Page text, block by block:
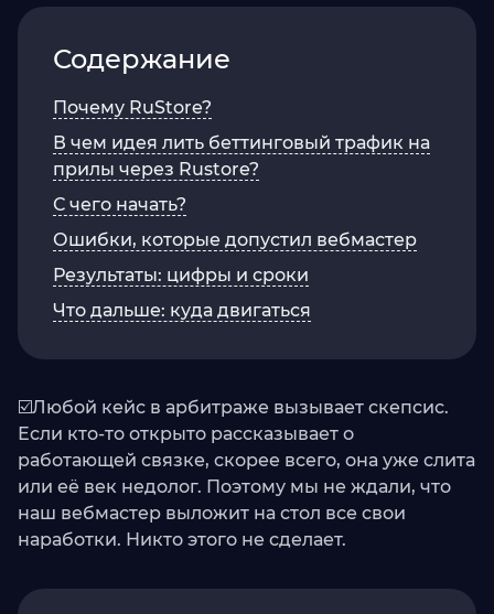
Содержание
Почему RuStore?
В чем идея лить беттинговый трафик на
прилы через Rustore?
С чего начать?
Ошибки, которые допустил вебмастер
Результаты: цифры и сроки
Что дальше: куда двигаться
☑️Любой кейс в арбитраже вызывает скепсис.
Если кто-то открыто рассказывает о
работающей связке, скорее всего, она уже слита
или её век недолог. Поэтому мы не ждали, что
наш вебмастер выложит на стол все свои
наработки. Никто этого не сделает.